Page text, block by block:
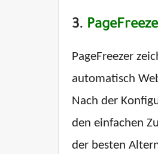
3.
PageFreezer
automatisch
Nach der
den einfachen
der besten